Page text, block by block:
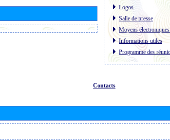
Logos
Salle de presse
Moyens
Informations utiles
Programme des
Contacts